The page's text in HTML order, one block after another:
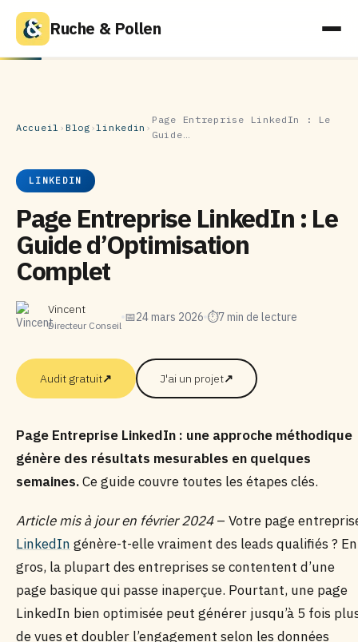
Ruche & Pollen
Accueil › Blog ›linkedin ›
Page Entreprise LinkedIn : Le
Guide…
LINKEDIN
Page Entreprise LinkedIn : Le
Guide d’Optimisation
Complet
Vincent
Directeur Conseil
📅24 mars 2026 ⏱7 min de lecture
Audit gratuit↗ J'ai un projet↗
Page Entreprise LinkedIn : une approche méthodique
génère des résultats mesurables en quelques
semaines.Ce guide couvre toutes les étapes clés.
Article mis à jour en février 2024– Votre page
LinkedIn génère-t-elle vraiment des leads qualifiés ? En
gros, la plupart des entreprises se contentent d’une
page basique qui passe inaperçue. Pourtant, une page
LinkedIn bien optimisée peut générer jusqu’à 5 fois
de vues et doubler l’engagement selon les données